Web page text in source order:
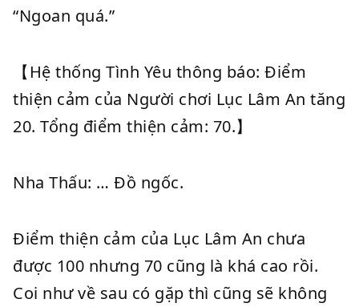
“Ngoan quá.”
【Hệ thống Tình Yêu thông báo: Điểm
thiện cảm của Người chơi Lục Lâm An tăng
20. Tổng điểm thiện cảm: 70.】
Nha Thấu: … Đồ ngốc.
Điểm thiện cảm của Lục Lâm An chưa
được 100 nhưng 70 cũng là khá cao rồi.
Coi như về sau có gặp thì cũng sẽ không